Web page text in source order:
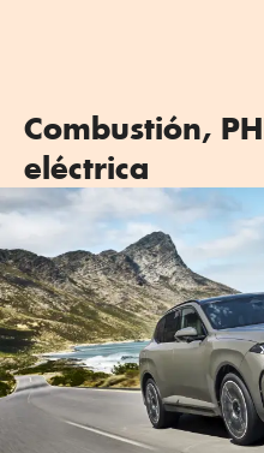
Combustión,
eléctrica